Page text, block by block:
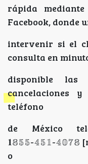
rápida
Facebook, donde
intervenir si el
consulta en
disponible
cancelaciones
teléfono
de México
𝟏𝟠𝟝𝟝-𝟜𝟝𝟙-𝟜𝟘𝟟𝟠
o